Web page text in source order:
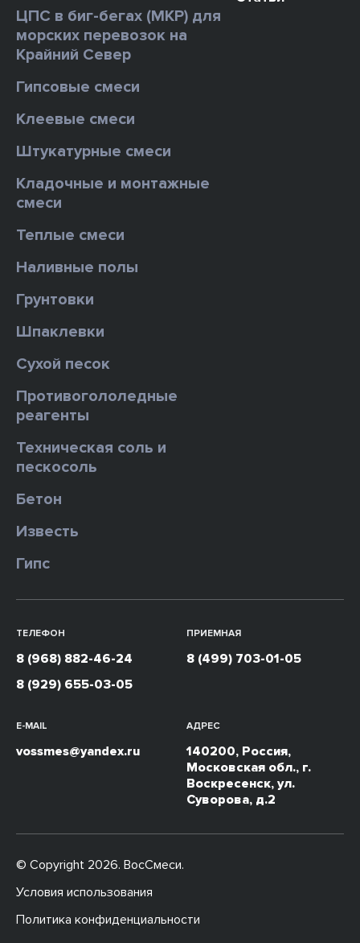
ЦПС в биг-бегах (МКР) для
морских перевозок на
Крайний Север
Гипсовые смеси
Клеевые смеси
Штукатурные смеси
Кладочные и монтажные
смеси
Теплые смеси
Наливные полы
Грунтовки
Шпаклевки
Сухой песок
Противогололедные
реагенты
Техническая соль и
пескосоль
Бетон
Известь
Гипс
ТЕЛЕФОН
8 (968) 882-46-24
8 (929) 655-03-05
ПРИЕМНАЯ
8 (499) 703-01-05
E-MAIL
vossmes@yandex.ru
АДРЕС
140200, Россия,
Московская обл., г.
Воскресенск, ул.
Суворова, д.2
© Copyright 2026. ВосСмеси.
Условия использования
Политика конфиденциальности